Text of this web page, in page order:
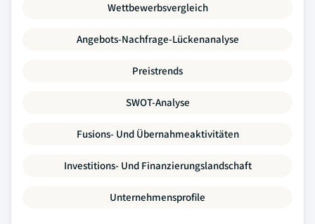
Wettbewerbsvergleich
Angebots-Nachfrage-Lückenanalyse
Preistrends
SWOT-Analyse
Fusions- Und Übernahmeaktivitäten
Investitions- Und Finanzierungslandschaft
Unternehmensprofile